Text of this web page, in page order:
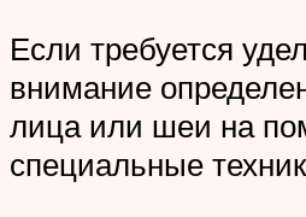
Если требуется
внимание
лица или шеи на
специальные